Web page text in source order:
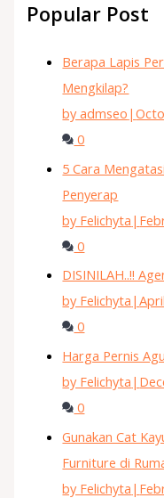
Popular Post
Berapa Lapis
Mengkilap?
by admseo |
0
5 Cara
Penyerap
by Felichyta |
0
DISINILAH..!!
by Felichyta |
0
Harga Pernis
by Felichyta |
0
Gunakan Cat
Furniture di
by Felichyta |